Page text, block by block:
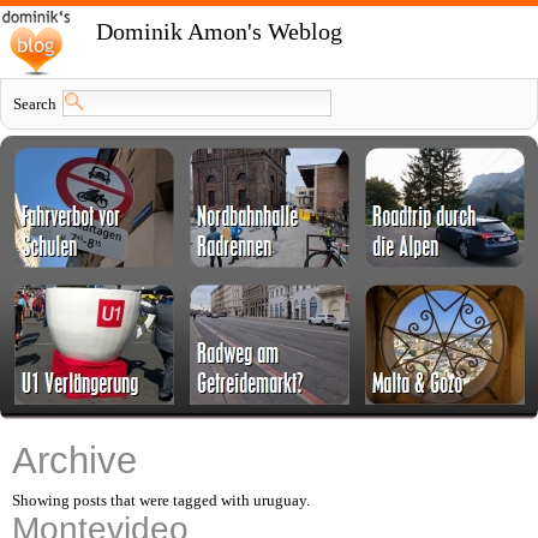
Dominik Amon's Weblog
Search
Archive
Showing posts that were tagged with uruguay.
Montevideo